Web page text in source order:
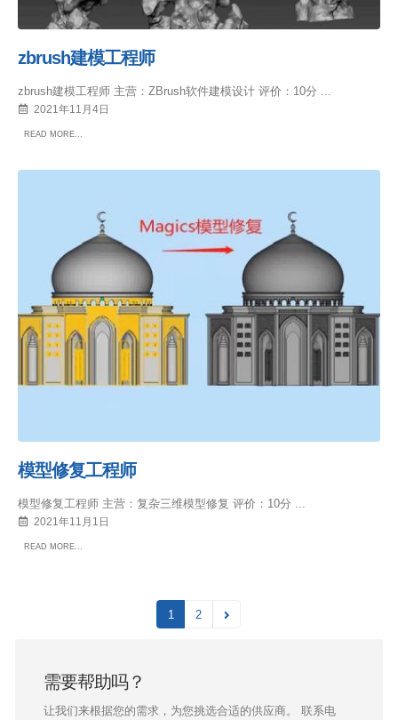
zbrush建模工程师
zbrush建模工程师 主营：ZBrush软件建模设计 评价：10分 ...
2021年11月4日
READ MORE...
模型修复工程师
模型修复工程师 主营：复杂三维模型修复 评价：10分 ...
2021年11月1日
READ MORE...
1 2
需要帮助吗？
让我们来根据您的需求，为您挑选合适的供应商。 联系电